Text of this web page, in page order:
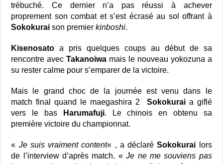
trébuché. Ce dernier n’a pas réussi à achever
proprement son combat et s’est écrasé au sol offrant à
Sokokurai son premierkinboshi.
Kisenosato a pris quelques coups au début de sa
rencontre avecTakanoiwa mais le nouveau yokozuna a
su rester calme pour s’emparer de la victoire.
Mais le grand choc de la journée est venu dans le
match final quand le maegashira 2 Sokokuraia giflé
vers le bas
Harumafuji. Le chinois en obtenu sa
première victoire du championnat.
« Je suis vraiment content« , a déclaréSokokurai lors
de l’interview d’après match. «Je ne me souviens pas